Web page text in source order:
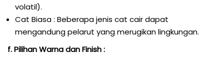
volatil).
Cat Biasa : Beberapa jenis cat cair dapat
mengandung pelarut yang merugikan lingkungan.
f. Pilihan Warna dan Finish :